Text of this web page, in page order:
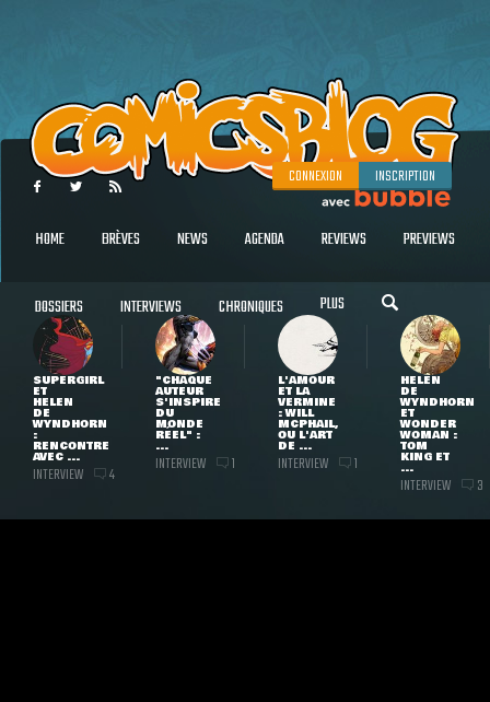
CONNEXION INSCRIPTION
HOME BRÈVES NEWS AGENDA REVIEWS PREVIEWS
DOSSIERS INTERVIEWS CHRONIQUES PLUS
SUPERGIRL
ET
HELEN
DE
WYNDHORN
:
RENCONTRE
AVEC ...
INTERVIEW 4
"CHAQUE
AUTEUR
S'INSPIRE
DU
MONDE
RÉEL" :
...
INTERVIEW 1
L'AMOUR
ET LA
VERMINE
: WILL
MCPHAIL,
OU L'ART
DE ...
INTERVIEW 1
HELEN
DE
WYNDHORN
ET
WONDER
WOMAN :
TOM
KING ET
...
INTERVIEW 3